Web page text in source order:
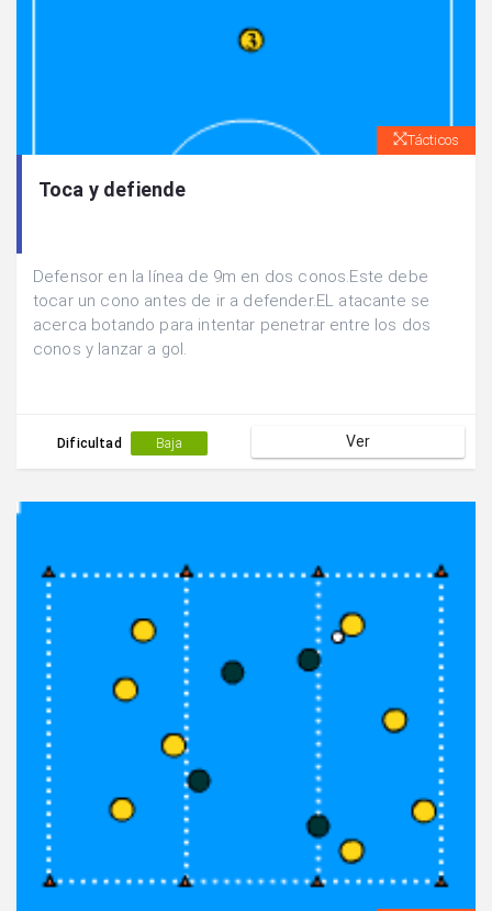
Tácticos
Toca y defiende
Defensor en la línea de 9m en dos conos.Este debe
tocar un cono antes de ir a defender.EL atacante se
acerca botando para intentar penetrar entre los dos
conos y lanzar a gol.
Dificultad Baja Ver